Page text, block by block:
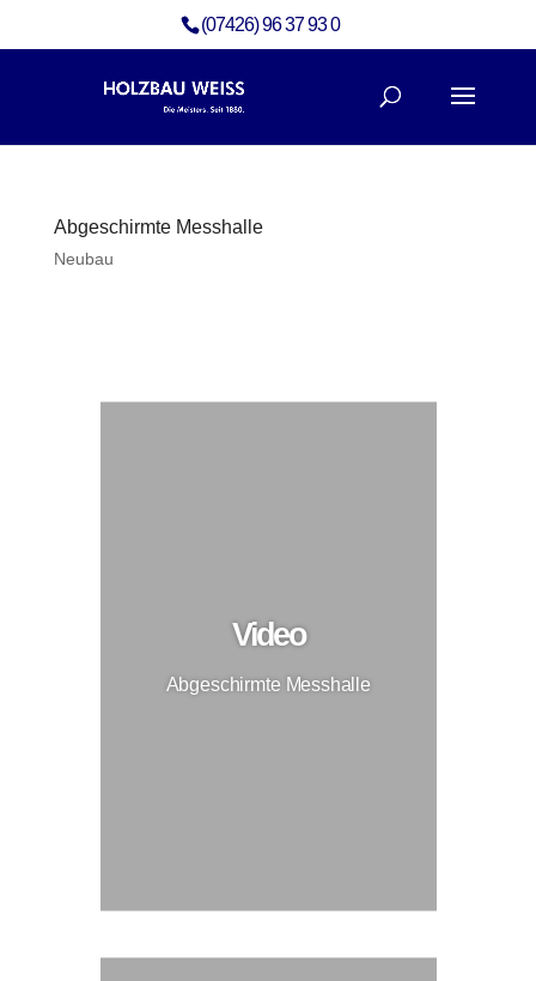
(07426) 96 37 93 0
Abgeschirmte Messhalle
Neubau
Video
Abgeschirmte Messhalle